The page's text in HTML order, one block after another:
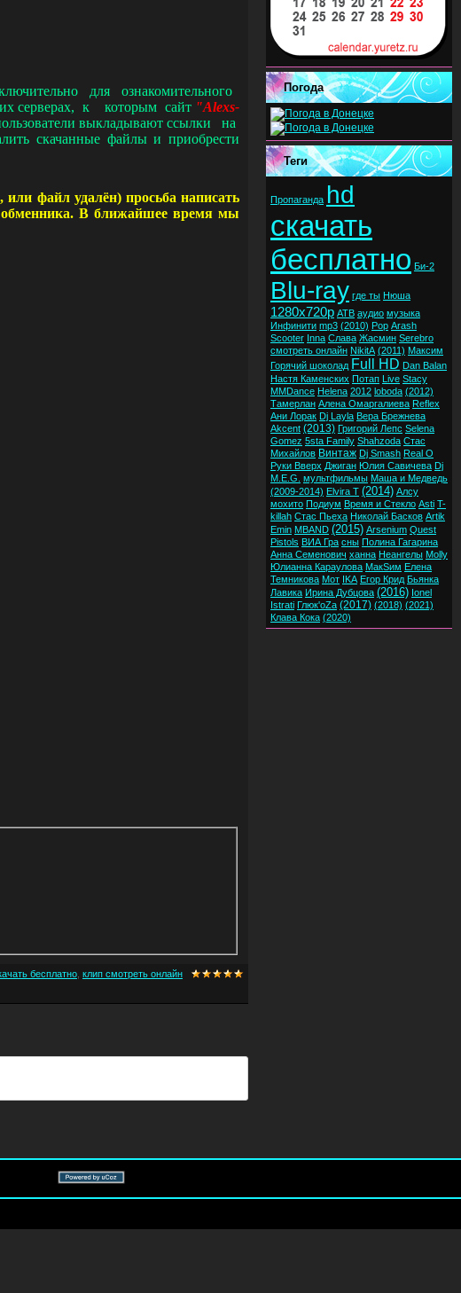
для ознакомительного
серверах, к которым сайт "Alexs-
выкладывают ссылки на
скачанные файлы и приобрести
файл удалён) просьба написать
обменника. В ближайшее время мы
бесплатно, клип смотреть онлайн
Погода
Теги
Пропаганда hd
скачать
бесплатно Би-2
Blu-ray где ты Нюша
1280x720p ATB аудио музыка
Инфинити mp3 (2010) Pop Arash
Scooter Inna Слава Жасмин Serebro
смотреть онлайн NikitA (2011) Максим
Горячий шоколад Full HD Dan Balan
Настя Каменских Потап Live Stacy
MMDance Helena 2012 loboda (2012)
Тамерлан Алена Омаргалиева Reflex
Ани Лорак Dj Layla Вера Брежнева
Akcent (2013) Григорий Лепс Selena
Gomez 5sta Family Shahzoda Стас
Михайлов Винтаж Dj Smash Real O
Руки Вверх Джиган Юлия Савичева Dj
M.E.G. мультфильмы Маша и Медведь
(2009-2014) Elvira T (2014) Алсу
мохито Подиум Время и Стекло Asti T-
killah Стас Пьеха Николай Басков Artik
Emin MBAND (2015) Arsenium Quest
Pistols ВИА Гра сны Полина Гагарина
Анна Семенович ханна Неангелы Molly
Юлианна Караулова МакSим Елена
Темникова Мот IKA Егор Крид Бьянка
Лавика Ирина Дубцова (2016) Ionel
Istrati Глюк'oZa (2017) (2018) (2021)
Клава Кока (2020)